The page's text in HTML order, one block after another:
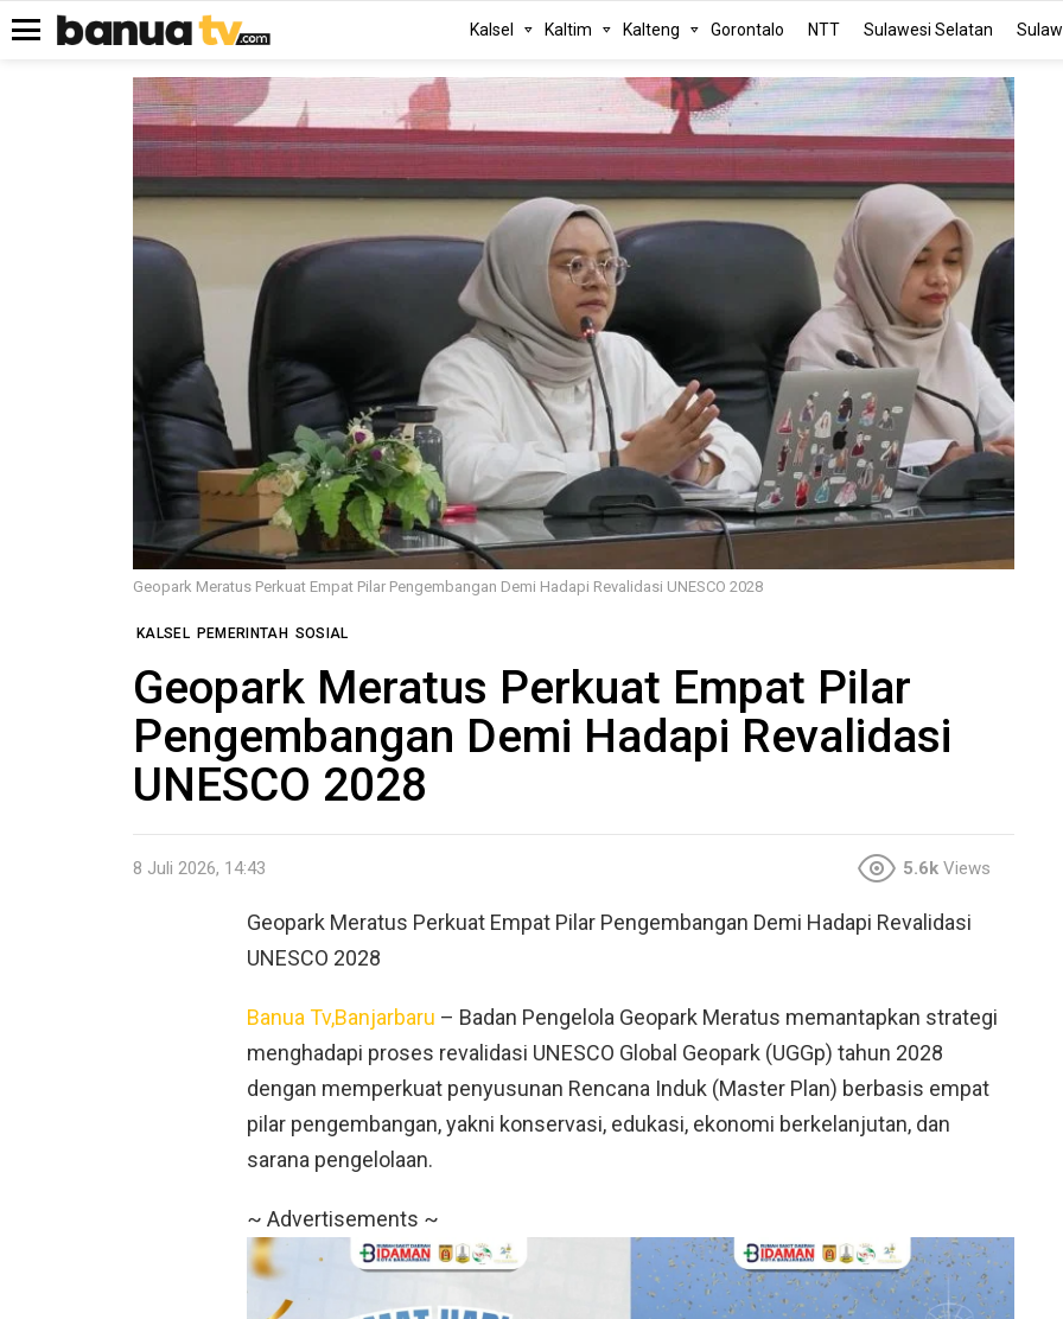
Kalsel Kaltim Kalteng Gorontalo NTT Sulawesi Selatan
Geopark Meratus Perkuat Empat Pilar Pengembangan Demi Hadapi Revalidasi UNESCO 2028
KALSEL PEMERINTAH SOSIAL
Geopark Meratus Perkuat Empat Pilar
Pengembangan Demi Hadapi Revalidasi
UNESCO 2028
8 Juli 2026, 14:43 5.6k Views
Geopark Meratus Perkuat Empat Pilar Pengembangan Demi Hadapi Revalidasi
UNESCO 2028
Banua Tv,Banjarbaru – Badan Pengelola Geopark Meratus memantapkan strategi
menghadapi proses revalidasi UNESCO Global Geopark (UGGp) tahun 2028
dengan memperkuat penyusunan Rencana Induk (Master Plan) berbasis empat
pilar pengembangan, yakni konservasi, edukasi, ekonomi berkelanjutan, dan
sarana pengelolaan.
~ Advertisements ~